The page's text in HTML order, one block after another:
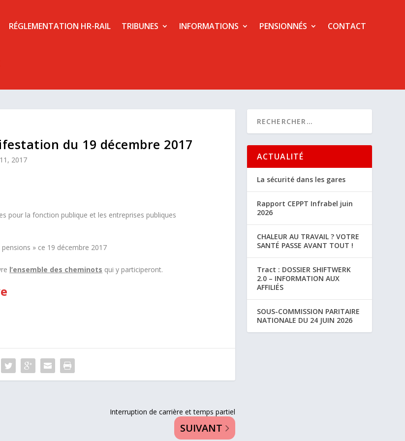
RÉGLEMENTATION HR-RAIL TRIBUNES INFORMATIONS PENSIONNÉS CONTACT
du 19 décembre 2017
2017
pour la fonction publique et les entreprises publiques
» ce 19 décembre 2017
l’ensemble des cheminots qui y participeront.
Interruption de carrière et temps partiel
SUIVANT
ACTUALITÉ
La sécurité dans les gares
Rapport CEPPT Infrabel juin
2026
CHALEUR AU TRAVAIL ? VOTRE
SANTÉ PASSE AVANT TOUT !
Tract : DOSSIER SHIFTWERK
2.0 – INFORMATION AUX
AFFILIÉS
SOUS-COMMISSION PARITAIRE
NATIONALE DU 24 JUIN 2026